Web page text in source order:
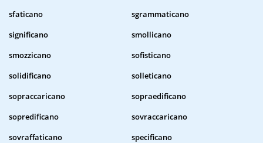
sfaticano
sgrammaticano
significano
smollicano
smozzicano
sofisticano
solidificano
solleticano
sopraccaricano
sopraedificano
sopredificano
sovraccaricano
sovraffaticano
specificano